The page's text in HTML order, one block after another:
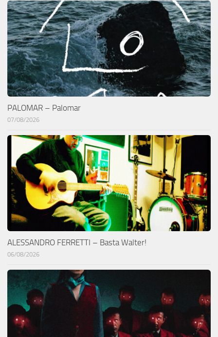
PALOMAR – Palomar
07/08/2026
ALESSANDRO FERRETTI – Basta Walter!
06/08/2026